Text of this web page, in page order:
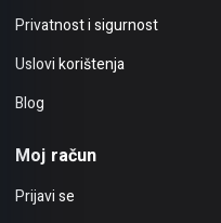
Privatnost i sigurnost
Uslovi korištenja
Blog
Moj račun
Prijavi se